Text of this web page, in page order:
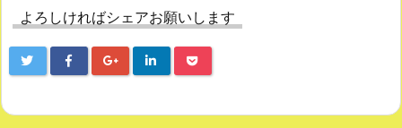
よろしければシェアお願いします